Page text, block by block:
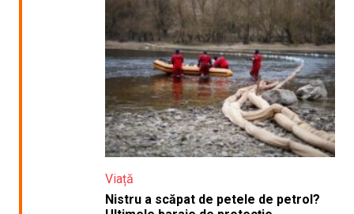
Viață
Nistru a scăpat de petele de petrol?